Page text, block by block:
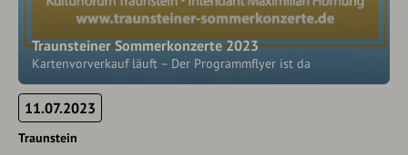
Traunsteiner Sommerkonzerte 2023
Kartenvorverkauf läuft – Der Programmflyer ist da
11.07.2023
Traunstein